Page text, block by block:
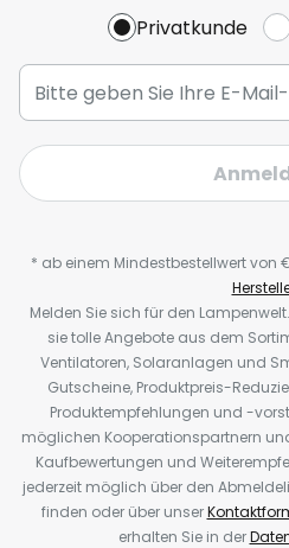
Privatkunde
* ab einem Mindestbestellwert von
Melden Sie sich für den
sie tolle Angebote aus dem
Ventilatoren, Solaranlagen und
Gutscheine, Produktpreis-
Produktempfehlungen und -
möglichen Kooperationspartnern
Kaufbewertungen und
jederzeit möglich über den
finden oder über unser
erhalten Sie in der